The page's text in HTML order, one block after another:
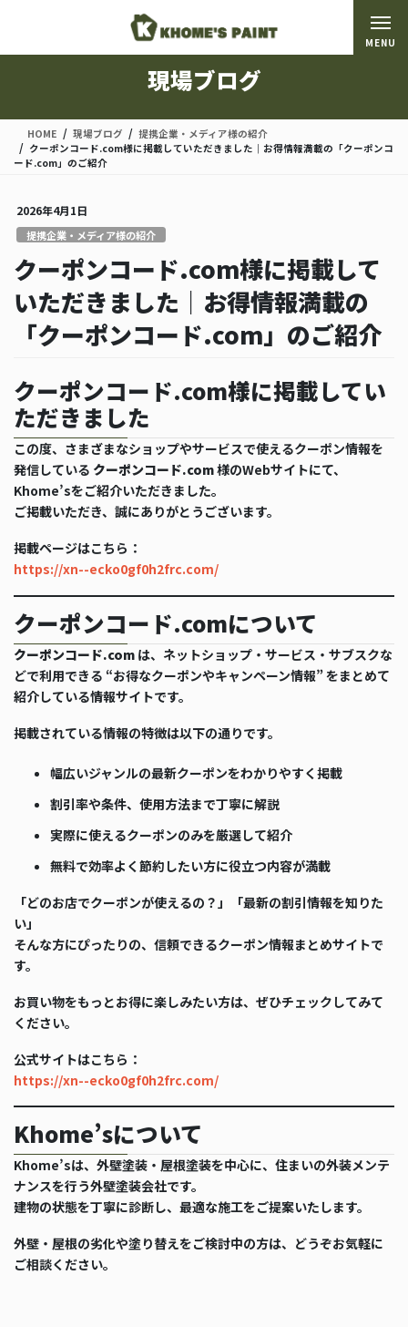
移
ン
現場ブログ
HOME 現場ブログ
提携企業・メディア様の紹介
クーポンコード.com様に掲載していただきました｜お得情報満載の「クーポンコ
ード.com」のご紹介
2026年4月1日
提携企業・メディア様の紹介
クーポンコード.com様に掲載して
いただきました｜お得情報満載の
「クーポンコード.com」のご紹介
クーポンコード.com様に掲載してい
ただきました
この度、さまざまなショップやサービスで使えるクーポン情報を
発信している クーポンコード.com様のWebサイトにて、
Khome’sをご紹介いただきました。
ご掲載いただき、誠にありがとうございます。
掲載ページはこちら：
https://xn--ecko0gf0h2frc.com/
クーポンコード.comについて
クーポンコード.com は、ネットショップ・サービス・サブスクな
どで利用できる “お得なクーポンやキャンペーン情報” をまとめて
紹介している情報サイトです。
掲載されている情報の特徴は以下の通りです。
幅広いジャンルの最新クーポンをわかりやすく掲載
割引率や条件、使用方法まで丁寧に解説
実際に使えるクーポンのみを厳選して紹介
無料で効率よく節約したい方に役立つ内容が満載
「どのお店でクーポンが使えるの？」「最新の割引情報を知りた
い」
そんな方にぴったりの、信頼できるクーポン情報まとめサイトで
す。
お買い物をもっとお得に楽しみたい方は、ぜひチェックしてみて
ください。
公式サイトはこちら：
https://xn--ecko0gf0h2frc.com/
Khome’sについて
Khome’sは、外壁塗装・屋根塗装を中心に、住まいの外装メンテ
ナンスを行う外壁塗装会社です。
建物の状態を丁寧に診断し、最適な施工をご提案いたします。
外壁・屋根の劣化や塗り替えをご検討中の方は、どうぞお気軽に
ご相談ください。
MENU